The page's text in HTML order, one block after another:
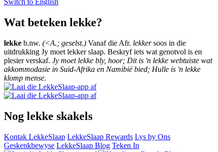
Switch to English
Wat beteken lekke?
lekke b.nw. (<A.; geselst.) Vanaf die Afr. lekkersoos in die
uitdrukking Jy moet lekker slaap. Beskryf iets wat genotvol is en
plesier verskaf. Jy moet lekke bly, hoor; Dit is 'n lekke webtuiste wat
akkommodasie in Suid-Afrika en Namibië bied; Hulle is 'n lekke
klomp mense.
Nog lekke skakels
Kontak LekkeSlaap LekkeSlaap Rewards Lys by Ons
Geskenkbewyse LekkeSlaap Blog Teken In